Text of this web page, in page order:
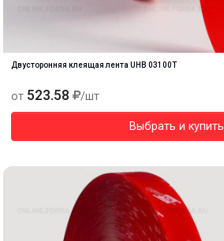
Двусторонняя клеящая лента UHB 03100Т
от 523.58 /шт
Выбрать и купить